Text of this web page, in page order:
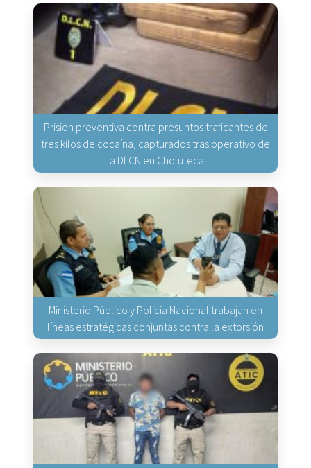
Prisión preventiva contra presuntos traficantes de
tres kilos de cocaína, capturados tras operativo de
la DLCN en Choluteca
Ministerio Público y Policía Nacional trabajan en
líneas estratégicas conjuntas contra la extorsión